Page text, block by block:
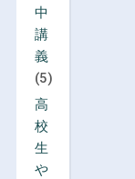
中
講
義
(5)
高
校
生
や